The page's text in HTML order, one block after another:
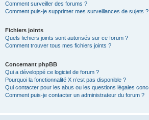
Comment surveiller des forums ?
Comment puis-je supprimer mes surveillances de sujets ?
Fichiers joints
Quels fichiers joints sont autorisés sur ce forum ?
Comment trouver tous mes fichiers joints ?
Concernant phpBB
Qui a développé ce logiciel de forum ?
Pourquoi la fonctionnalité X n’est pas disponible ?
Qui contacter pour les abus ou les questions légales
Comment puis-je contacter un administrateur du forum ?